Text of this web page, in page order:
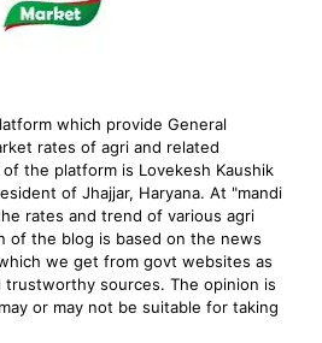
which provide General
rates of agri and related
the platform is Lovekesh Kaushik
of Jhajjar, Haryana. At "mandi
rates and trend of various agri
of the blog is based on the news
we get from govt websites as
trustworthy sources. The opinion is
or may not be suitable for taking